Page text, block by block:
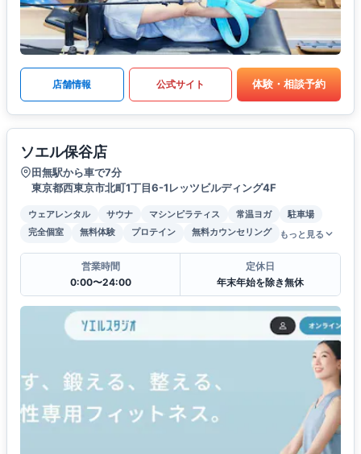
店舗情報 公式サイト 体験・相談予約
ソエル保谷店
田無駅から車で7分
東京都西東京市北町1丁目6-1レッツビルディング4F
ウェアレンタル サウナ マシンピラティス 常温ヨガ
駐車場
完全個室
無料体験 プロテイン 無料カウンセリング もっと見る
営業時間
0:00〜24:00
定休日
年末年始を除き無休